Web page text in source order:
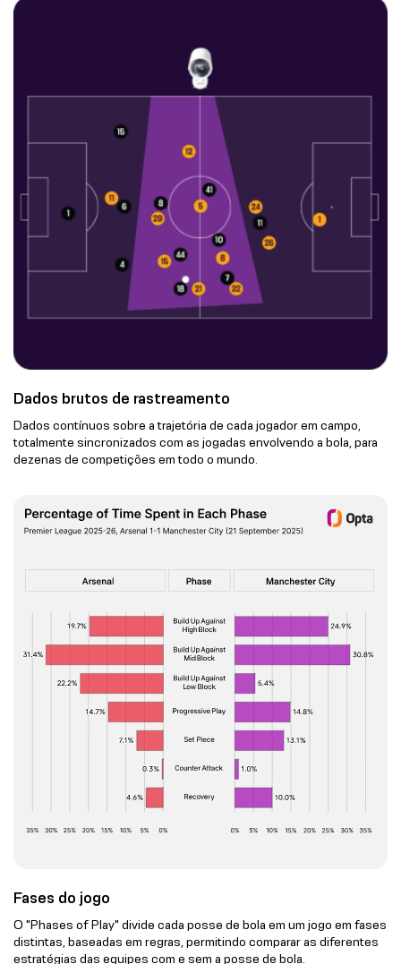
Dados brutos de rastreamento
Dados contínuos sobre a trajetória de cada jogador em campo,
totalmente sincronizados com as jogadas envolvendo a bola, para
dezenas de competições em todo o mundo.
Fases do jogo
O "Phases of Play" divide cada posse de bola em um jogo em fases
distintas, baseadas em regras, permitindo comparar as diferentes
estratégias das equipes com e sem a posse de bola.